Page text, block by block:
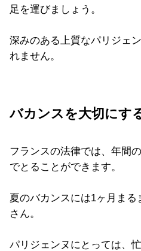
足を運びましょう。
深みのある上質なパリジェ
れません。
バカンスを大切にす
フランスの法律では、年間
でとることができます。
夏のバカンスには1ヶ月まる
さん。
パリジェンヌにとっては、